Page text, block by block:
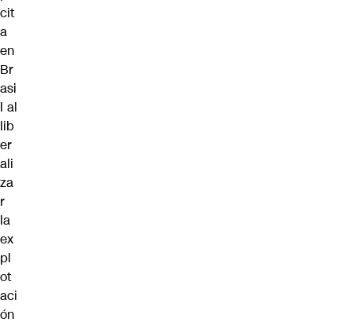
cit
a
en
Br
asi
l al
lib
er
ali
za
r
la
ex
pl
ot
aci
ón